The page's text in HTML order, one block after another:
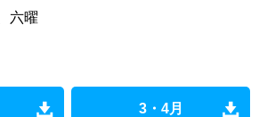
六曜
3・4月